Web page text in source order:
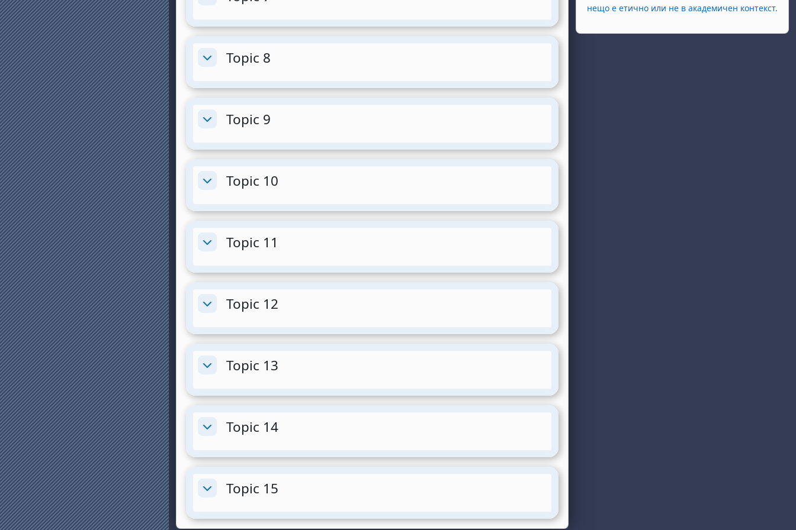
MinimizzaTopic 8
MinimizzaTopic 9
MinimizzaTopic 10
MinimizzaTopic 11
MinimizzaTopic 12
MinimizzaTopic 13
MinimizzaTopic 14
MinimizzaTopic 15
нещо е етично или не в академичен контекст.